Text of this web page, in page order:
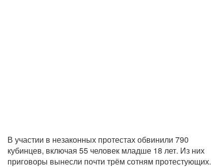
В участии в незаконных протестах обвинили 790
кубинцев, включая 55 человек младше 18 лет. Из них
приговоры вынесли почти трём сотням протестующих.